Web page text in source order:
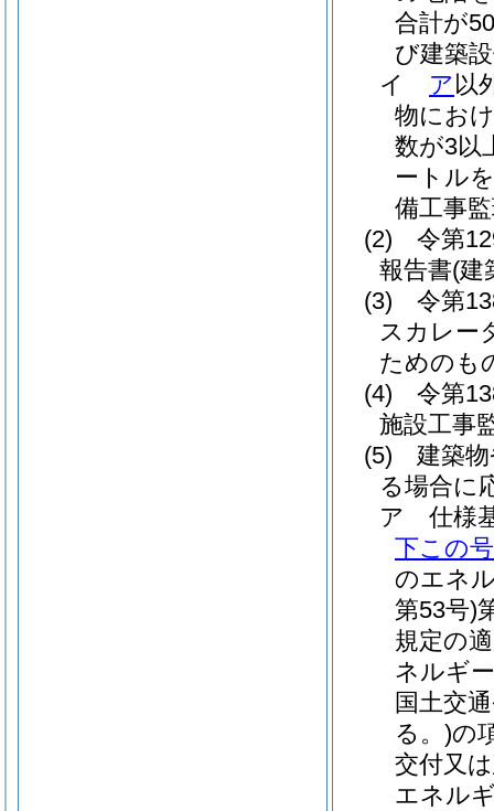
合計が
び建築
イ
ア以
物にお
数が3以
ートル
備工事
(2)
令第
報告書(建
(3)
令第
スカレー
ためのも
(4)
令第
施設工事
(5)
建築
る場合に
ア
仕様
下この
のエネ
第53号)
規定の
ネルギ
国土交
る。)の
交付又
エネル